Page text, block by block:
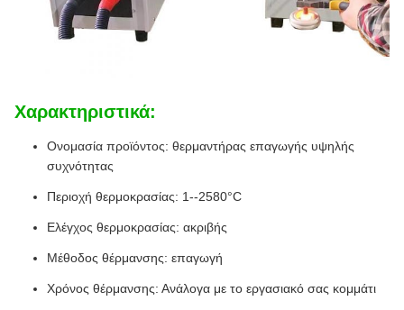
Χαρακτηριστικά:
Ονομασία προϊόντος: θερμαντήρας επαγωγής υψηλής
συχνότητας
Περιοχή θερμοκρασίας: 1--2580°C
Ελέγχος θερμοκρασίας: ακριβής
Μέθοδος θέρμανσης: επαγωγή
Χρόνος θέρμανσης: Ανάλογα με το εργασιακό σας κομμάτι